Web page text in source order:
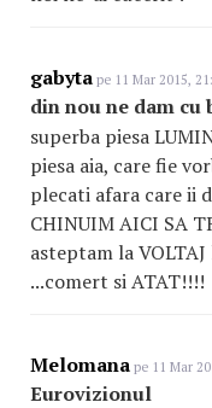
gabyta pe 11 Mar 2015,
din nou ne dam cu
superba piesa
piesa aia, care fie
plecati afara care ii
CHINUIM AICI SA
asteptam la
...comert si ATAT!!!!
Melomana pe 11 Mar
Eurovizionul